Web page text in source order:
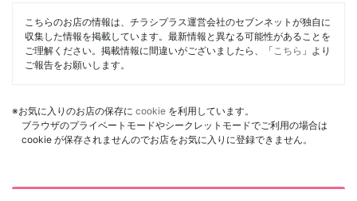
こちらのお店の情報は、チラシプラス運営会社のセブンネットが独自に
収集した情報を掲載しています。最新情報と異なる可能性があることを
ご理解ください。掲載情報に間違いがございましたら、「 こちら 」より
ご報告をお願いします。
※お気に入りのお店の保存に cookie を利用しています。
ブラウザのプライベートモードやシークレットモードでご利用の場合は
cookie が保存されませんのでお店をお気に入りに登録できません。